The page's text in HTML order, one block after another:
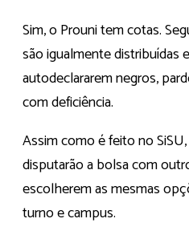
Sim, o Prouni tem cotas.
são igualmente distribuídas
autodeclararem negros,
com deficiência.
Assim como é feito no
disputarão a bolsa com
escolherem as mesmas
turno e campus.